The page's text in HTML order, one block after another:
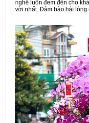
nghề luôn đem đến cho
vời nhất. Đảm bào hài lòng